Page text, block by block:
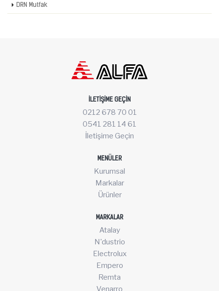
DRN Mutfak
İLETIŞIME GEÇIN
0212 678 70 01
0541 281 14 61
İletişime Geçin
MENÜLER
Kurumsal
Markalar
Ürünler
MARKALAR
Atalay
N'dustrio
Electrolux
Empero
Remta
Venarro